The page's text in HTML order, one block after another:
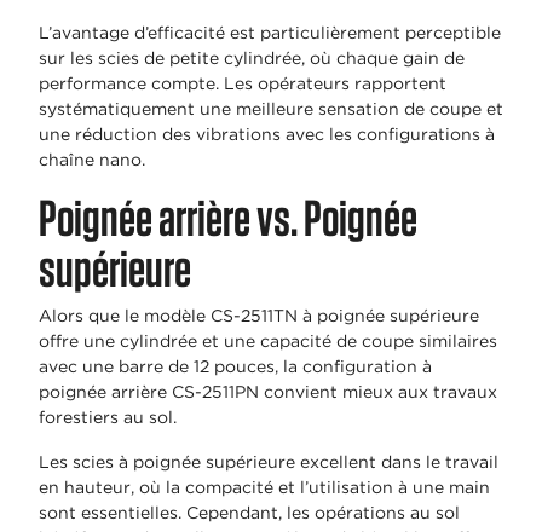
L’avantage d’efficacité est particulièrement perceptible
sur les scies de petite cylindrée, où chaque gain de
performance compte. Les opérateurs rapportent
systématiquement une meilleure sensation de coupe et
une réduction des vibrations avec les configurations à
chaîne nano.
Poignée arrière vs. Poignée
supérieure
Alors que le modèle CS-2511TN à poignée supérieure
offre une cylindrée et une capacité de coupe similaires
avec une barre de 12 pouces, la configuration à
poignée arrière CS-2511PN convient mieux aux travaux
forestiers au sol.
Les scies à poignée supérieure excellent dans le travail
en hauteur, où la compacité et l’utilisation à une main
sont essentielles. Cependant, les opérations au sol